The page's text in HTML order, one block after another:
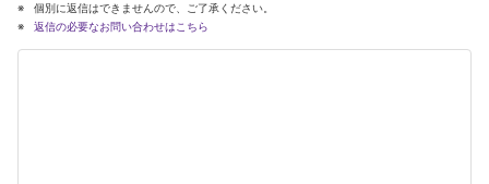
個別に返信はできませんので、ご了承ください。
返信の必要なお問い合わせはこちら